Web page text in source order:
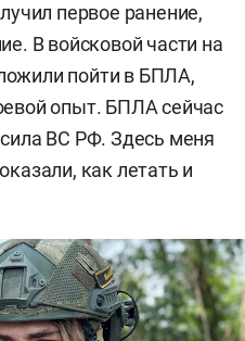
первое ранение,
В войсковой части на
пойти в БПЛА,
опыт. БПЛА сейчас
ВС РФ. Здесь меня
как летать и